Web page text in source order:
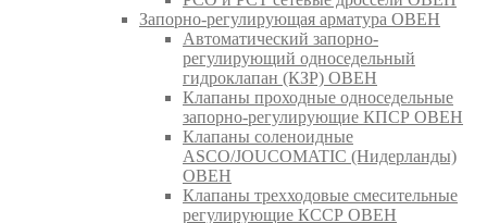
Запорно-регулирующая арматура ОВЕН
Автоматический запорно-
регулирующий односедельный
гидроклапан (КЗР) ОВЕН
Клапаны проходные односедельные
запорно-регулирующие КПСР ОВЕН
Клапаны соленоидные
ASCO/JOUCOMATIC (Нидерланды)
ОВЕН
Клапаны трехходовые смесительные
регулирующие КССР ОВЕН